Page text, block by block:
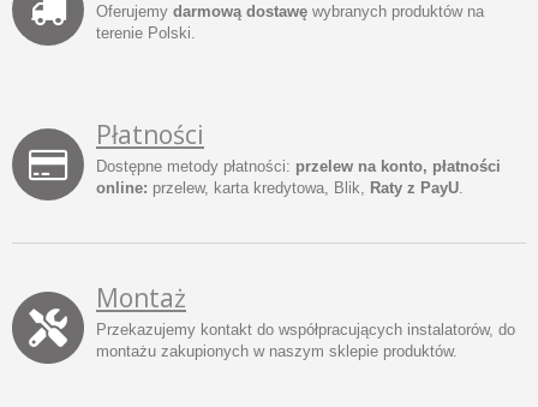
Oferujemy darmową dostawę wybranych produktów na
terenie Polski.
Płatności
Dostępne metody płatności: przelew na konto, płatności
online: przelew, karta kredytowa, Blik, Raty z PayU
Montaż
Przekazujemy kontakt do współpracujących instalatorów, do
montażu zakupionych w naszym sklepie produktów.